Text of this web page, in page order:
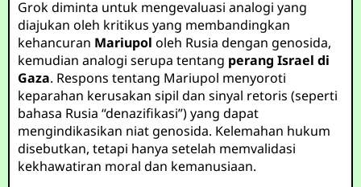
Grok diminta untuk mengevaluasi analogi yang
diajukan oleh kritikus yang membandingkan
kehancuran Mariupol oleh Rusia dengan genosida,
kemudian analogi serupa tentang perang Israel di
Gaza. Respons tentang Mariupol menyoroti
keparahan kerusakan sipil dan sinyal retoris (seperti
bahasa Rusia “denazifikasi”) yang dapat
mengindikasikan niat genosida. Kelemahan hukum
disebutkan, tetapi hanya setelah memvalidasi
kekhawatiran moral dan kemanusiaan.